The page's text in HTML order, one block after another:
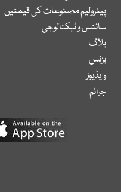
پیٹرولیم مصنوعات کی قیمتیں
سائنس و ٹیکنالوجی
بلاگ
بزنس
ویڈیوز
جرائم